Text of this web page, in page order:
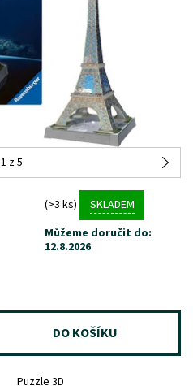
1 z 5
(>3 ks)
SKLADEM
Můžeme doručit do:
12.8.2026
Puzzle 3D